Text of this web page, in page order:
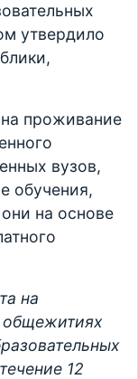
утвердило
проживание
вузов,
обучения,
на основе
на
общежитиях
12